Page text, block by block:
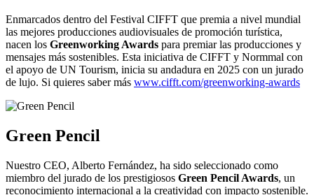
Enmarcados dentro del Festival CIFFT que premia a nivel mundial
las mejores producciones audiovisuales de promoción turística,
nacen los Greenworking Awards para premiar las producciones y
mensajes más sostenibles. Esta iniciativa de CIFFT y Normmal con
el apoyo de UN Tourism, inicia su andadura en 2025 con un jurado
de lujo. Si quieres saber más www.cifft.com/greenworking-awards
Green Pencil
Nuestro CEO, Alberto Fernández, ha sido seleccionado como
miembro del jurado de los prestigiosos Green Pencil Awards, un
reconocimiento internacional a la creatividad con impacto sostenible.